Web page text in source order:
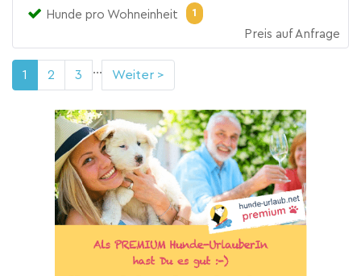
Hunde pro Wohneinheit
1
Preis auf Anfrage
1 2 3 ... Weiter >